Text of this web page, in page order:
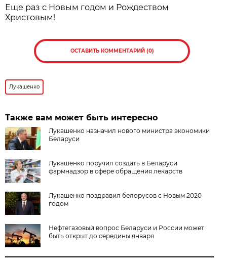
Еще раз с Новым годом и Рождеством
Христовым!
ОСТАВИТЬ КОММЕНТАРИЙ (0)
Лукашенко
Также вам может быть интересно
Лукашенко назначил нового министра экономики
Беларуси
Лукашенко поручил создать в Беларуси
фармнадзор в сфере обращения лекарств
Лукашенко поздравил белорусов с Новым 2020
годом
Нефтегазовый вопрос Беларуси и России может
быть открыт до середины января